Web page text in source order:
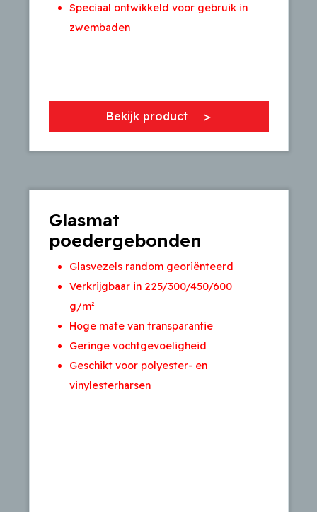
Speciaal ontwikkeld voor gebruik in
zwembaden
Bekijk product
Glasmat
poedergebonden
Glasvezels random georiënteerd
Verkrijgbaar in 225/300/450/600
g/m²
Hoge mate van transparantie
Geringe vochtgevoeligheid
Geschikt voor polyester- en
vinylesterharsen